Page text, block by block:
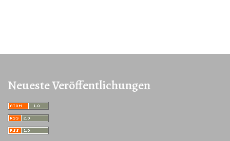
Neueste Veröffentlichungen